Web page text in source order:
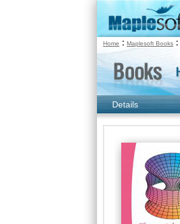
Home : Maplesoft Books :
Details